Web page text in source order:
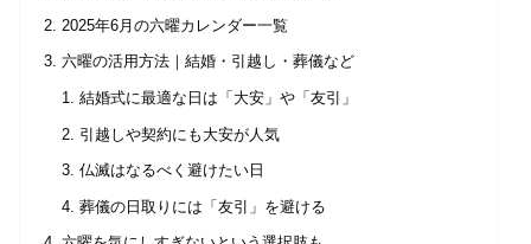
2025年6月の六曜カレンダー一覧
六曜の活用方法｜結婚・引越し・葬儀など
結婚式に最適な日は「大安」や「友引」
引越しや契約にも大安が人気
仏滅はなるべく避けたい日
葬儀の日取りには「友引」を避ける